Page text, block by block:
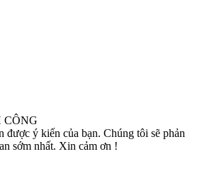
được ý kiến của bạn. Chúng tôi sẽ phản
sớm nhất. Xin cảm ơn !